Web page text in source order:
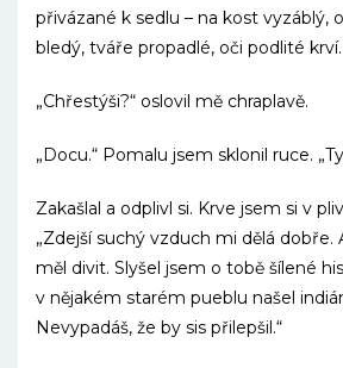
přivázané k sedlu – na kost vyzáblý,
bledý, tváře propadlé, oči podlité krví.
„Chřestýši?“ oslovil mě chraplavě.
„Docu.“ Pomalu jsem sklonil ruce.
Zakašlal a odplivl si. Krve jsem si v
„Zdejší suchý vzduch mi dělá dobře.
měl divit. Slyšel jsem o tobě šílené
v nějakém starém pueblu našel
Nevypadáš, že by sis přilepšil.“